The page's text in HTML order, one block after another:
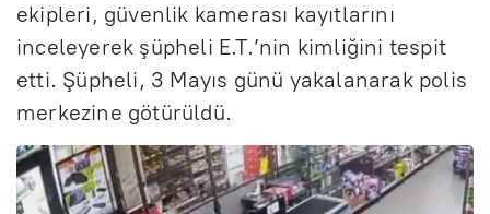
ekipleri, güvenlik kamerası kayıtlarını
inceleyerek şüpheli E.T.’nin kimliğini tespit
etti. Şüpheli, 3 Mayıs günü yakalanarak polis
merkezine götürüldü.